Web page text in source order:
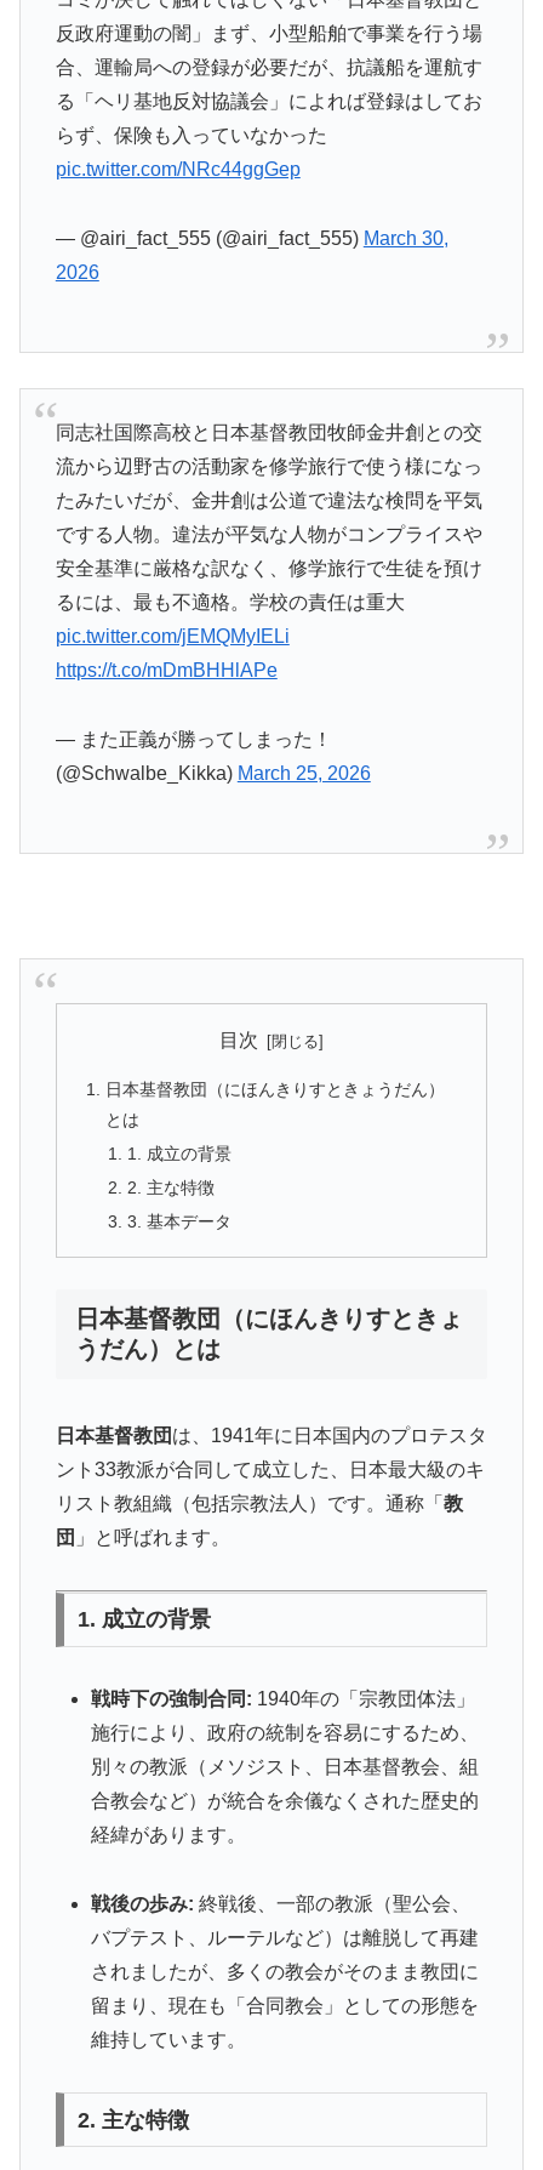
反政府運動の闇」まず、小型船舶で事業を行う場
合、運輸局への登録が必要だが、抗議船を運航す
る「ヘリ基地反対協議会」によれば登録はしてお
らず、保険も入っていなかった
pic.twitter.com/NRc44ggGep
— @airi_fact_555 (@airi_fact_555) March 30,
2026
同志社国際高校と日本基督教団牧師金井創との交
流から辺野古の活動家を修学旅行で使う様になっ
たみたいだが、金井創は公道で違法な検問を平気
でする人物。違法が平気な人物がコンプライスや
安全基準に厳格な訳なく、修学旅行で生徒を預け
るには、最も不適格。学校の責任は重大
pic.twitter.com/jEMQMyIELi
https://t.co/mDmBHHlAPe
— また正義が勝ってしまった！
(@Schwalbe_Kikka) March 25, 2026
目次
日本基督教団（にほんきりすときょうだん）
とは
1. 成立の背景
2. 主な特徴
3. 基本データ
日本基督教団（にほんきりすときょ
うだん）とは
日本基督教団 は、1941年に日本国内のプロテスタ
ント33教派が合同して成立した、日本最大級のキ
リスト教組織（包括宗教法人）です。通称「 教
団 」と呼ばれます。
1. 成立の背景
戦時下の強制合同: 1940年の「宗教団体法」
施行により、政府の統制を容易にするため、
別々の教派（メソジスト、日本基督教会、組
合教会など）が統合を余儀なくされた歴史的
経緯があります。
戦後の歩み: 終戦後、一部の教派（聖公会、
バプテスト、ルーテルなど）は離脱して再建
されましたが、多くの教会がそのまま教団に
留まり、現在も「合同教会」としての形態を
維持しています。
2. 主な特徴